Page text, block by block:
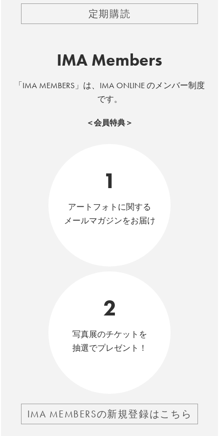
定期購読
IMA Members
「IMA MEMBERS」は、IMA ONLINE のメンバー制度
です。
＜会員特典＞
1
アートフォトに関する
メールマガジンをお届け
2
写真展のチケットを
抽選でプレゼント！
IMA MEMBERSの新規登録はこちら